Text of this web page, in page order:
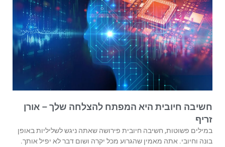
חשיבה חיובית היא המפתח להצלחה שלך – אורן
זריף
במילים פשוטות, חשיבה חיובית פירושה שאתה ניגש לשליליות באופן
בונה וחיובי. אתה מאמין שהגרוע מכל יקרה ושום דבר לא יפיל אותך.